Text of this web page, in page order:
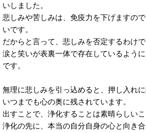
いしました。
悲しみや苦しみは、免疫力を下げますの
いです。
だからと言って、悲しみを否定するわけで
涙と笑いが表裏一体で存在しているよう
です。
無理に悲しみを引っ込めると、押し入れに
いつまでも心の奥に残されています。
出すことで、浄化することは素晴らしいこ
浄化の先に、本当の自分自身の心と向き合